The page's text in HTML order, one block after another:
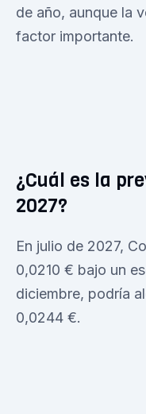
de año, aunque la
factor importante.
¿Cuál es la
2027?
En julio de 2027,
0,0210 € bajo un
diciembre, podría
0,0244 €.